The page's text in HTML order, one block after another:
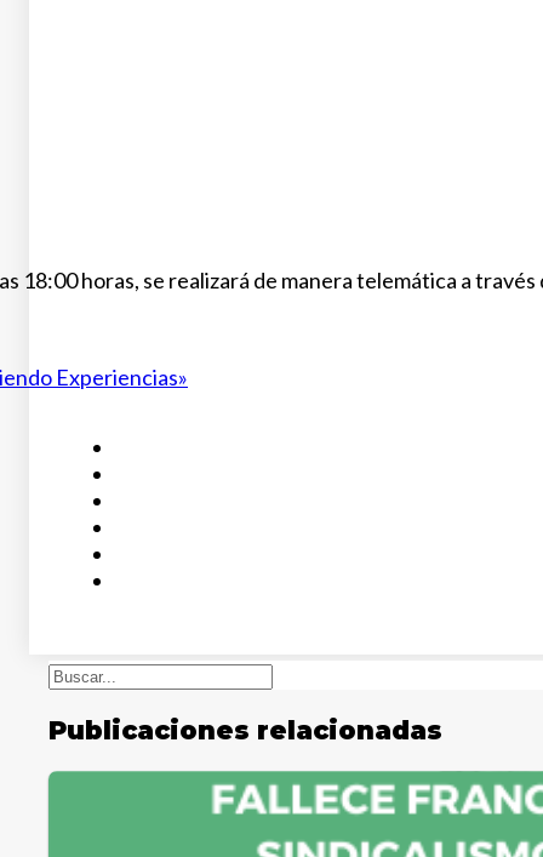
18:00 horas, se realizará de manera telemática a
Experiencias»
Buscar
Publicaciones relacionadas